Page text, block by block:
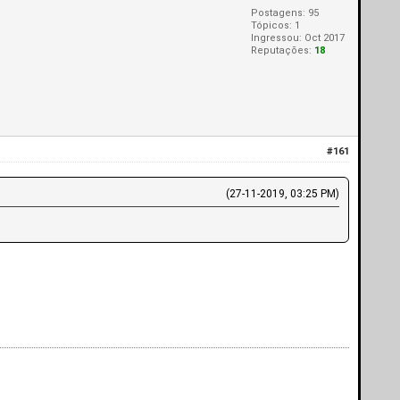
Postagens: 95
Tópicos: 1
Ingressou: Oct 2017
Reputações: 18
#161
(27-11-2019, 03:25 PM)